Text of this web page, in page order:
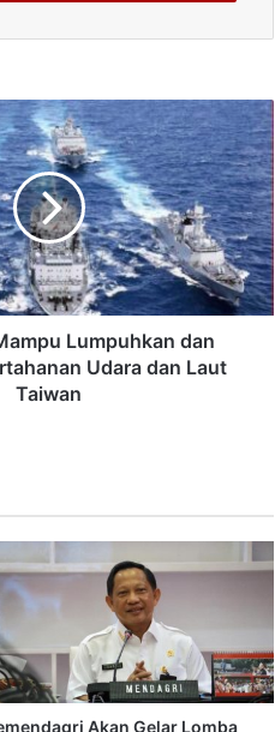
Lumpuhkan dan
Udara dan Laut
Taiwan
Akan Gelar Lomba